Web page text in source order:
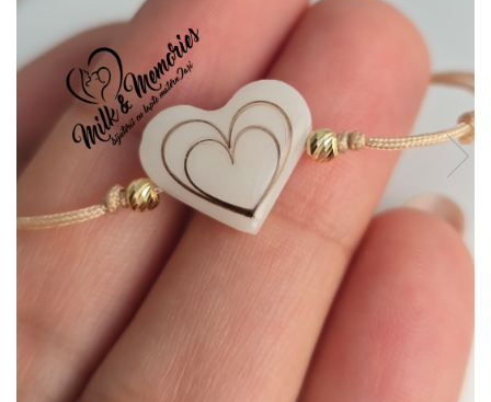
Pandantive argint
Vouchere Cadou
Seturi bijuterii
Seturi din argint
Seturi din aur